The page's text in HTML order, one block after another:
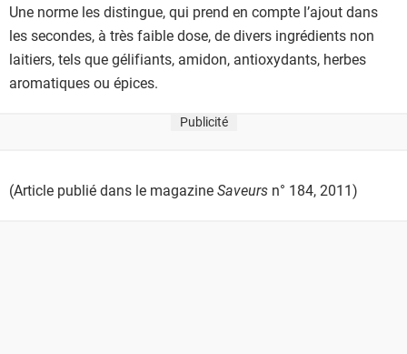
Une norme les distingue, qui prend en compte l’ajout dans
les secondes, à très faible dose, de divers ingrédients non
laitiers, tels que gélifiants, amidon, antioxydants, herbes
aromatiques ou épices.
Publicité
(Article publié dans le magazineSaveurs n° 184, 2011)